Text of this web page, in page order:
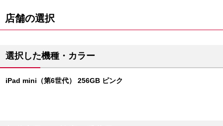
店舗の選択
選択した機種・カラー
iPad mini（第6世代） 256GB ピンク